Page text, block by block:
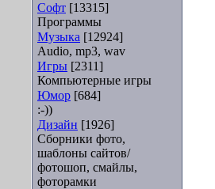
Софт [13315]
Программы
Музыка [12924]
Audio, mp3, wav
Игры [2311]
Компьютерные игры
Юмор [684]
:-))
Дизайн [1926]
Сборники фото,
шаблоны сайтов/
фотошоп, смайлы,
фоторамки